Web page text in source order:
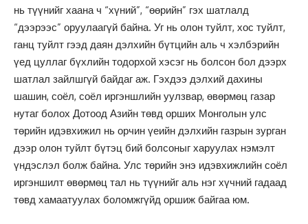
нь түүнийг хаана ч “хүний”, “өөрийн” гэх шатлалд
“дээрээс” оруулаагүй байна. Уг нь олон туйлт, хос туйлт,
ганц туйлт гээд даян дэлхийн бүтцийн аль ч хэлбэрийн
үед цуллаг бүхлийн тодорхой хэсэг нь болсон бол дээрх
шатлал зайлшгүй байдаг аж. Гэхдээ дэлхий дахины
шашин, соёл, соёл иргэншлийн уулзвар, өвөрмөц газар
нутаг болох Дотоод Азийн төвд орших Монголын улс
төрийн идэвхижил нь орчин үеийн дэлхийн газрын зурган
дээр олон туйлт бүтэц бий болсоныг харуулах нэмэлт
үндэслэл болж байна. Улс төрийн энэ идэвхижлийн соёл
иргэншилт өвөрмөц тал нь түүнийг аль нэг хүчний гадаад
төвд хамаатуулах боломжгүйд оршиж байгаа юм.